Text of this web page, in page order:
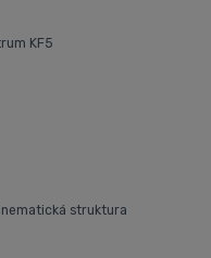
KF5
struktura